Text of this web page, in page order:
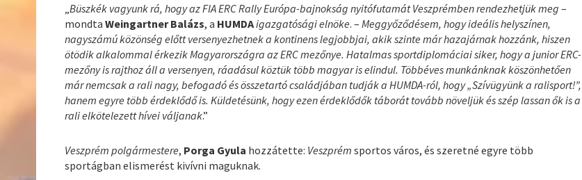
„Büszkék vagyunk rá, hogy az FIA ERC Rally Európa-bajnokság nyitófutamát Veszprémben rendezhetjük meg–
mondtaWeingartner Balázs, a HUMDAigazgatósági elnöke. –Meggyőződésem, hogy ideális helyszínen,
nagyszámú közönség előtt versenyezhetnek a kontinens legjobbjai, akik szinte már hazajárnak hozzánk, hiszen
ötödik alkalommal érkezik Magyarországra az ERC mezőnye. Hatalmas sportdiplomáciai siker, hogy a junior ERC-
mezőny is rajthoz áll a versenyen, ráadásul köztük több magyar is elindul. Többéves munkánknak köszönhetően
már nemcsak a rali nagy, befogadó és összetartó családjában tudják a HUMDA-ról, hogy „Szívügyünk a ralisport!”,
hanem egyre több érdeklődő is. Küldetésünk, hogy ezen érdeklődők táborát tovább növeljük és szép lassan ők is a
rali elkötelezett hívei váljanak.”
Veszprém polgármestere, Porga Gyula hozzátette: Veszprémsportos város, és szeretné egyre több
sportágban elismerést kivívni maguknak.